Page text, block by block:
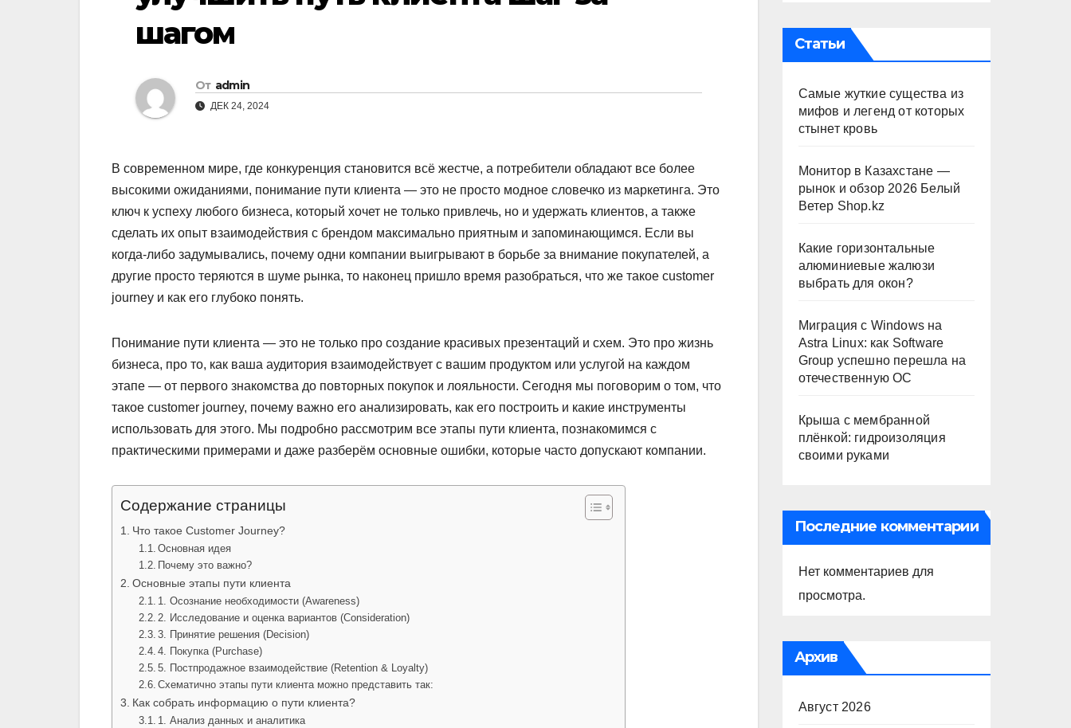
шагом
От admin
ДЕК 24, 2024
В современном мире, где конкуренция становится всё жестче, а потребители обладают все более
высокими ожиданиями, понимание пути клиента — это не просто модное словечко из маркетинга. Это
ключ к успеху любого бизнеса, который хочет не только привлечь, но и удержать клиентов, а также
сделать их опыт взаимодействия с брендом максимально приятным и запоминающимся. Если вы
когда-либо задумывались, почему одни компании выигрывают в борьбе за внимание покупателей, а
другие просто теряются в шуме рынка, то наконец пришло время разобраться, что же такое customer
journey и как его глубоко понять.
Понимание пути клиента — это не только про создание красивых презентаций и схем. Это про жизнь
бизнеса, про то, как ваша аудитория взаимодействует с вашим продуктом или услугой на каждом
этапе — от первого знакомства до повторных покупок и лояльности. Сегодня мы поговорим о том, что
такое customer journey, почему важно его анализировать, как его построить и какие инструменты
использовать для этого. Мы подробно рассмотрим все этапы пути клиента, познакомимся с
практическими примерами и даже разберём основные ошибки, которые часто допускают компании.
Содержание страницы
Что такое Customer Journey?
Основная идея
Почему это важно?
Основные этапы пути клиента
1. Осознание необходимости (Awareness)
2. Исследование и оценка вариантов (Consideration)
3. Принятие решения (Decision)
4. Покупка (Purchase)
5. Постпродажное взаимодействие (Retention & Loyalty)
Схематично этапы пути клиента можно представить так:
Как собрать информацию о пути клиента?
1. Анализ данных и аналитика
Статьи
Самые жуткие существа из
мифов и легенд от которых
стынет кровь
Монитор в Казахстане —
рынок и обзор 2026 Белый
Ветер Shop.kz
Какие горизонтальные
алюминиевые жалюзи
выбрать для окон?
Миграция с Windows на
Astra Linux: как Software
Group успешно перешла на
отечественную ОС
Крыша с мембранной
плёнкой: гидроизоляция
своими руками
Последние комментарии
Нет комментариев для
просмотра.
Архив
Август 2026